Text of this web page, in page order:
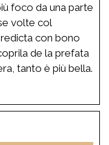
foco da una parte
volte col
con bono
de la prefata
tanto è più bella.